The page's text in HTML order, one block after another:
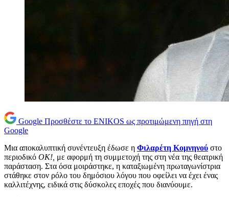
Google Προσθέστε το ENIKOS ως προτιμώμενη πηγή στη
Google
Μια αποκαλυπτική συνέντευξη έδωσε η Φιλαρέτη Κομνηνού στο
περιοδικό ΟΚ!, με αφορμή τη συμμετοχή της στη νέα της θεατρική
παράσταση. Στα όσα μοιράστηκε, η καταξιωμένη πρωταγωνίστρια
στάθηκε στον ρόλο του δημόσιου λόγου που οφείλει να έχει ένας
καλλιτέχνης, ειδικά στις δύσκολες εποχές που διανύουμε.